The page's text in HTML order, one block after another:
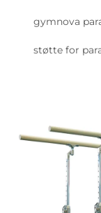
gymnova
støtte for